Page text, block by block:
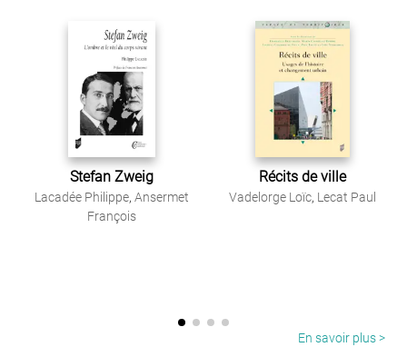
Stefan Zweig
Lacadée Philippe, Ansermet
François
Récits de ville
Vadelorge Loïc, Lecat Paul
En savoir plus >